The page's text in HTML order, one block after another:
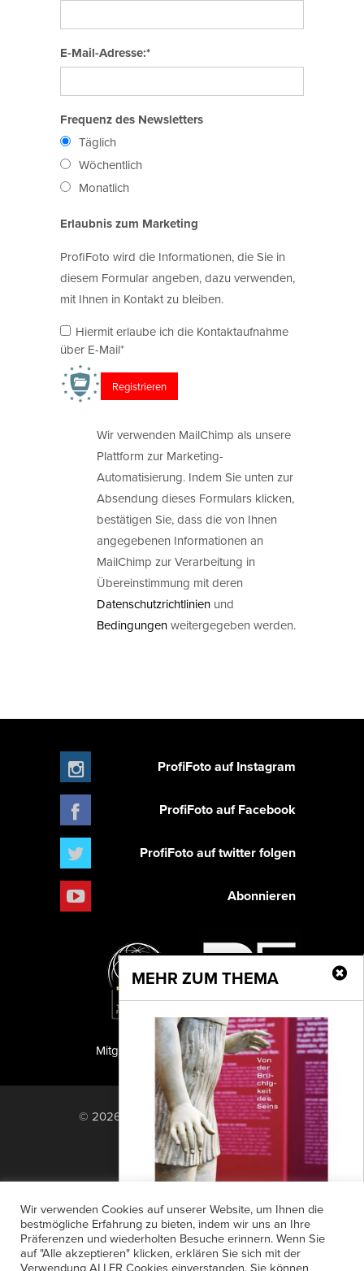
E-Mail-Adresse:*
Frequenz des Newsletters
Täglich
Wöchentlich
Monatlich
Erlaubnis zum Marketing
ProfiFoto wird die Informationen, die Sie in
diesem Formular angeben, dazu verwenden,
mit Ihnen in Kontakt zu bleiben.
Hiermit erlaube ich die Kontaktaufnahme
über E-Mail*
Wir verwenden MailChimp als unsere
Plattform zur Marketing-
Automatisierung. Indem Sie unten zur
Absendung dieses Formulars klicken,
bestätigen Sie, dass die von Ihnen
angegebenen Informationen an
MailChimp zur Verarbeitung in
Übereinstimmung mit deren
Datenschutzrichtlinien und
Bedingungenweitergegeben werden.
MEHR ZUM THEMA
Amin El Dib
ProfiFoto auf Instagram
ProfiFoto auf Facebook
ProfiFoto auf twitter folgen
Abonnieren
PF Publishing GmbH
Mitglied der TIPA
© 2026 PF Publishing GmbH. All rights
reserved.
Nach oben
Anzeigensuche
Shop
Zahlungsarten
Widerrufsbelehrung
Datenschutz
AGB
Newsletter-Anmeldung
Wir verwenden Cookies auf unserer Website, um Ihnen die
bestmögliche Erfahrung zu bieten, indem wir uns an Ihre
Präferenzen und wiederholten Besuche erinnern. Wenn Sie
auf "Alle akzeptieren" klicken, erklären Sie sich mit der
Verwendung ALLER Cookies einverstanden. Sie können